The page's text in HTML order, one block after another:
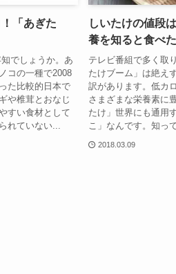
「あぎた
でしょうか。あ
コの一種で2008
た比較的日本で
や椎茸とおなじ
すい食材として
れていない...
しいたけの値段
養を知ると食べ
テレビ番組で多く取
たけブーム」は絶え
訳があります。低カ
さまざまな栄養素に
たけ」世界にも通用
こ」なんです。知っ
2018.03.09